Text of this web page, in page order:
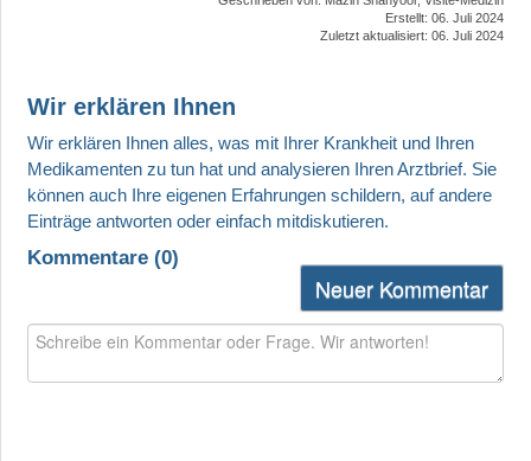
Erstellt: 06. Juli 2024
Zuletzt aktualisiert: 06. Juli 2024
Wir erklären Ihnen
Kommentare (0)
Neuer Kommentar